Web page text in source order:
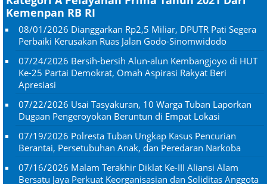
Kemenpan RB RI
08/01/2026 Dianggarkan Rp2,5 Miliar, DPUTR Pati Segera
Perbaiki Kerusakan Ruas Jalan Godo-Sinomwidodo
07/24/2026 Bersih-bersih Alun-alun Kembangjoyo di HUT
Ke-25 Partai Demokrat, Omah Aspirasi Rakyat Beri
Apresiasi
07/22/2026 Usai Tasyakuran, 10 Warga Tuban Laporkan
Dugaan Pengeroyokan Beruntun di Empat Lokasi
07/19/2026 Polresta Tuban Ungkap Kasus Pencurian
Berantai, Persetubuhan Anak, dan Peredaran Narkoba
07/16/2026 Malam Terakhir Diklat Ke-III Aliansi Alam
Bersatu Jaya Perkuat Keorganisasian dan Soliditas Anggota